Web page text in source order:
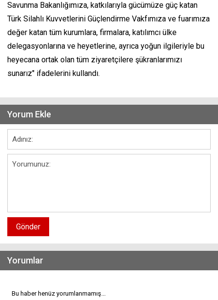
Savunma Bakanlığımıza, katkılarıyla gücümüze güç katan
Türk Silahlı Kuvvetlerini Güçlendirme Vakfımıza ve fuarımıza
değer katan tüm kurumlara, firmalara, katılımcı ülke
delegasyonlarına ve heyetlerine, ayrıca yoğun ilgileriyle bu
heyecana ortak olan tüm ziyaretçilere şükranlarımızı
sunarız" ifadelerini kullandı.
Yorum Ekle
Gönder
Yorumlar
Bu haber henüz yorumlanmamış...